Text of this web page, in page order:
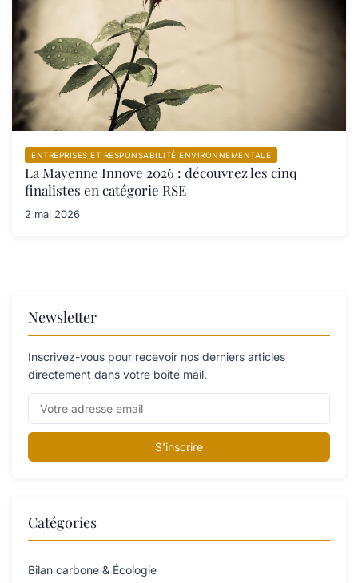
ENTREPRISES ET RESPONSABILITÉ ENVIRONNEMENTALE
La Mayenne Innove 2026 : découvrez les cinq
finalistes en catégorie RSE
2 mai 2026
Newsletter
Inscrivez-vous pour recevoir nos derniers articles
directement dans votre boîte mail.
S'inscrire
Catégories
Bilan carbone & Écologie